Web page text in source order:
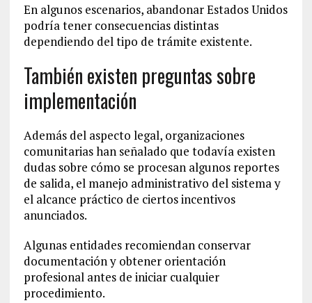
En algunos escenarios, abandonar Estados Unidos
podría tener consecuencias distintas
dependiendo del tipo de trámite existente.
También existen preguntas sobre
implementación
Además del aspecto legal, organizaciones
comunitarias han señalado que todavía existen
dudas sobre cómo se procesan algunos reportes
de salida, el manejo administrativo del sistema y
el alcance práctico de ciertos incentivos
anunciados.
Algunas entidades recomiendan conservar
documentación y obtener orientación
profesional antes de iniciar cualquier
procedimiento.